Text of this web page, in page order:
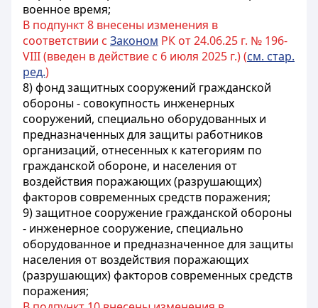
военное время;
В подпункт 8 внесены изменения в
соответствии с Законом РК от 24.06.25 г. № 196-
VIII (введен в действие с 6 июля 2025 г.) (см. стар.
ред.)
8) фонд защитных сооружений гражданской
обороны - совокупность инженерных
сооружений, специально оборудованных и
предназначенных для защиты работников
организаций, отнесенных к категориям по
гражданской обороне, и населения от
воздействия поражающих (разрушающих)
факторов современных средств поражения;
9) защитное сооружение гражданской обороны
- инженерное сооружение, специально
оборудованное и предназначенное для защиты
населения от воздействия поражающих
(разрушающих) факторов современных средств
поражения;